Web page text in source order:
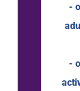
-
-